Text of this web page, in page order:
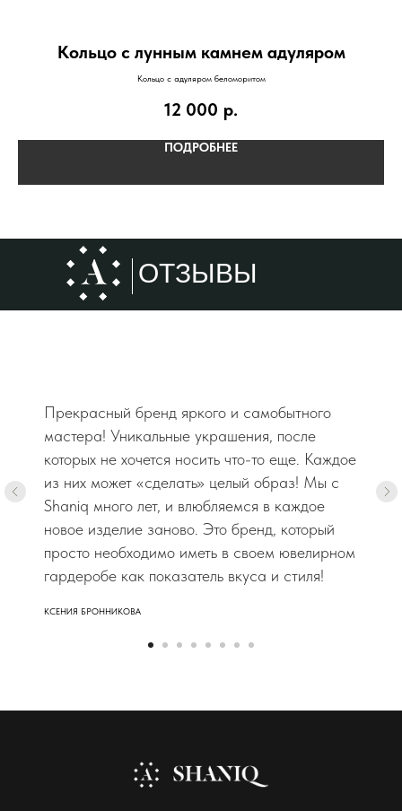
Кольцо с лунным камнем адуляром
Кольцо с адуляром беломоритом
12 000 р.
ПОДРОБНЕЕ
ОТЗЫВЫ
Прекрасный бренд яркого и самобытного
мастера! Уникальные украшения, после
которых не хочется носить что-то еще. Каждое
из них может «сделать» целый образ! Мы с
Shaniq много лет, и влюбляемся в каждое
новое изделие заново. Это бренд, который
просто необходимо иметь в своем ювелирном
гардеробе как показатель вкуса и стиля!
КСЕНИЯ БРОННИКОВА